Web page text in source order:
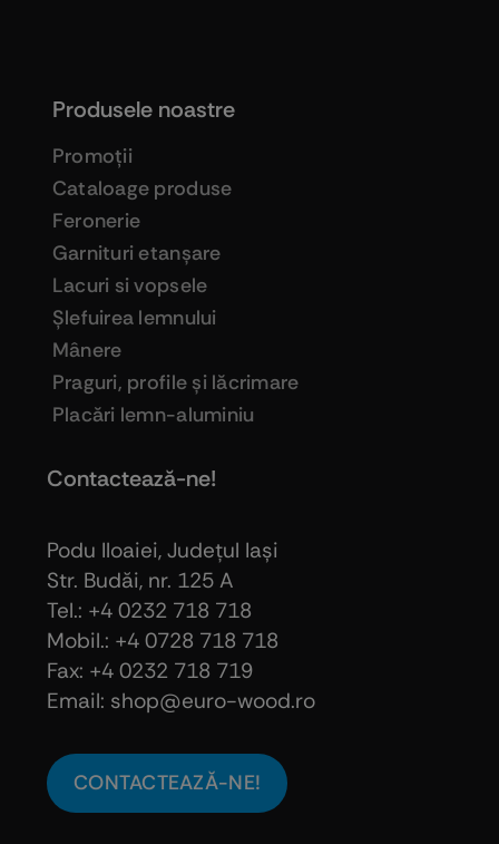
Produsele noastre
Promoţii
Cataloage produse
Feronerie
Garnituri etanşare
Lacuri si vopsele
Şlefuirea lemnului
Mânere
Praguri, profile şi lăcrimare
Placări lemn-aluminiu
Contactează-ne!
Podu Iloaiei, Judeţul Iaşi
Str. Budăi, nr. 125 A
Tel.: +4 0232 718 718
Mobil.: +4 0728 718 718
Fax: +4 0232 718 719
Email: shop@euro-wood.ro
CONTACTEAZĂ-NE!